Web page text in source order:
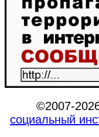
©2007-
социальный